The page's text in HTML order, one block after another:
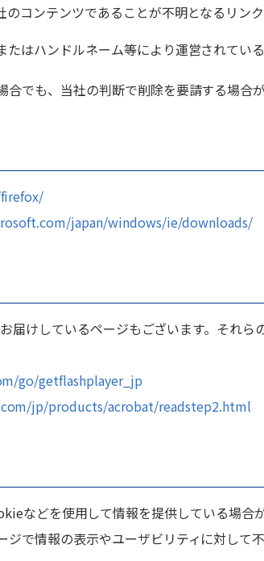
コンテンツであることが不明となるリンク
たはハンドルネーム等により運営されて
でも、当社の判断で削除を要請する場合が
japan/windows/ie/downloads/
届けしているページもございます。それ
go/getflashplayer_jp
jp/products/acrobat/readstep2.html
などを使用して情報を提供している場
で情報の表示やユーザビリティに対して